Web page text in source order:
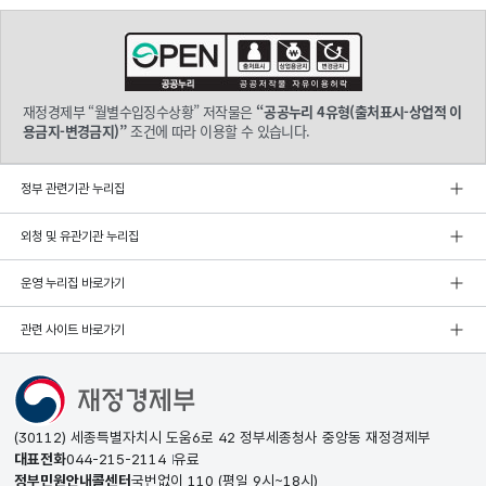
재정경제부 “월별수입징수상황” 저작물은 “공공누리 4유형(출처표시-상업적 이
용금지-변경금지)”조건에 따라 이용할 수 있습니다.
정부 관련기관 누리집
외청 및 유관기관 누리집
운영 누리집 바로가기
관련 사이트 바로가기
(30112) 세종특별자치시 도움6로 42 정부세종청사 중앙동 재정경제부
대표전화044-215-2114 유료
정부민원안내콜센터국번없이 110 (평일 9시~18시)